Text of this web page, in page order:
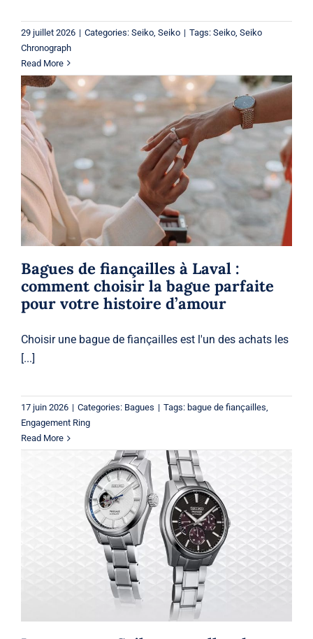
29 juillet 2026 | Categories: Seiko, Seiko | Tags: Seiko, Seiko
Chronograph
Read More
Bagues de fiançailles à Laval :
comment choisir la bague parfaite
pour votre histoire d’amour
Bagues
Bagues de fiançailles à Laval :
comment choisir la bague parfaite
pour votre histoire d’amour
Choisir une bague de fiançailles est l'un des achats les
[...]
17 juin 2026 | Categories: Bagues | Tags: bague de fiançailles,
Engagement Ring
Read More
Les montres Seiko sont-elles de
bonne qualité? Guide d’achat 2026
Seiko Seiko